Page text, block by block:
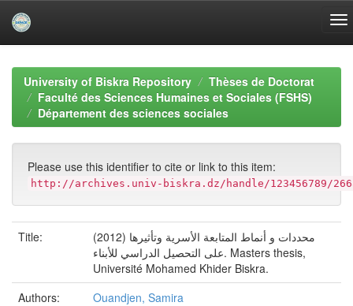
navigationUniversity of Biskra Repository
Thèses de Doctorat
Faculté des Sciences Humaines et Sociales (FSHS)
Département des sciences sociales
Please use this identifier to cite or link to this item:
http://archives.univ-biskra.dz/handle/123456789/
Title:
(2012) محددات و أنماط المتابعة الأسرية وتأثيرها
على التحصيل الدراسي للأبناء. Masters thesis,
Université Mohamed Khider Biskra.
Authors:
Ouandjen, Samira